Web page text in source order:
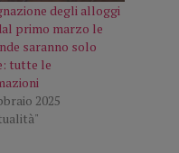
degli alloggi
primo marzo le
saranno solo
tutte le
2025